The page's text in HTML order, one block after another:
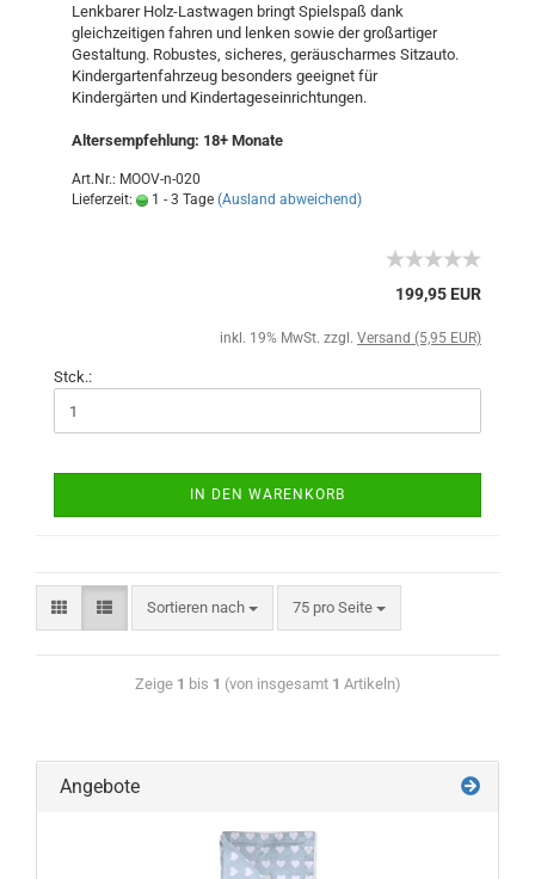
Lenkbarer Holz-Lastwagen bringt Spielspaß dank
gleichzeitigen fahren und lenken sowie der großartiger
Gestaltung. Robustes, sicheres, geräuscharmes Sitzauto.
Kindergartenfahrzeug besonders geeignet für
Kindergärten und Kindertageseinrichtungen.
Altersempfehlung: 18+ Monate
Art.Nr.: MOOV-n-020
Lieferzeit:
1 - 3 Tage (Ausland abweichend)
199,95 EUR
inkl. 19% MwSt. zzgl. Versand (5,95 EUR)
Stck.:
IN DEN WARENKORB
Sortieren nach 75 pro Seite
Zeige 1 bis 1 (von insgesamt 1 Artikeln)
Angebote